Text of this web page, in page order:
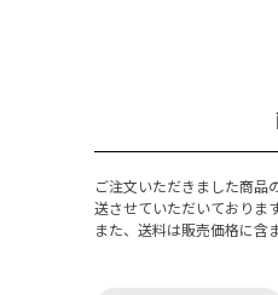
ご注文いただきました商品
送させていただいております
また、送料は販売価格に含